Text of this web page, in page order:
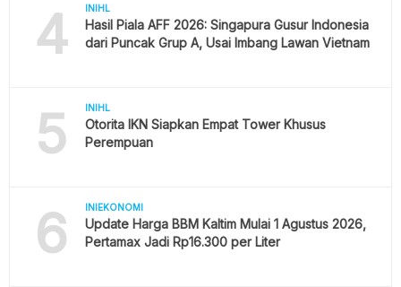
4 INIHL
Hasil Piala AFF 2026: Singapura Gusur Indonesia
dari Puncak Grup A, Usai Imbang Lawan Vietnam
5 INIHL
Otorita IKN Siapkan Empat Tower Khusus
Perempuan
6 INIEKONOMI
Update Harga BBM Kaltim Mulai 1 Agustus 2026,
Pertamax Jadi Rp16.300 per Liter